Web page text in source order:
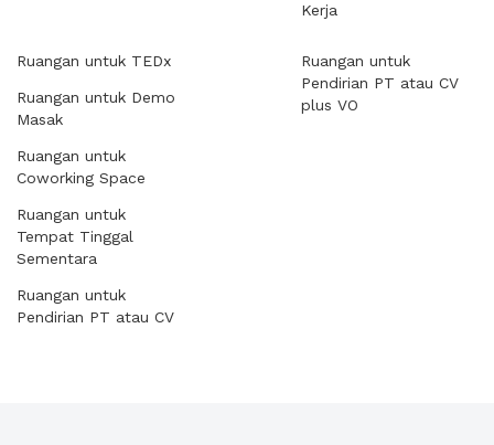
Kerja
Ruangan untuk TEDx
Ruangan untuk Demo
Masak
Ruangan untuk
Coworking Space
Ruangan untuk
Tempat Tinggal
Sementara
Ruangan untuk
Pendirian PT atau CV
Ruangan untuk
Pendirian PT atau CV
plus VO